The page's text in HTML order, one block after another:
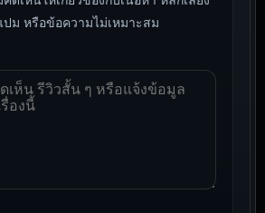
ม หรือข้อความไม่เหมาะสม